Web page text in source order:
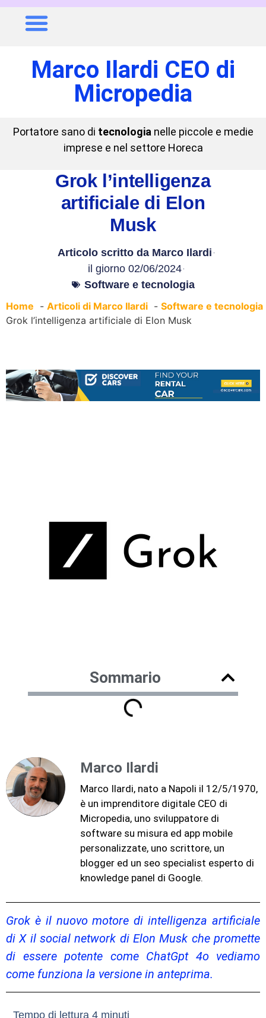
Marco Ilardi CEO di
Micropedia
Portatore sano di tecnologia nelle piccole e medie
imprese e nel settore Horeca
Grok l’intelligenza
artificiale di Elon
Musk
Articolo scritto da Marco Ilardi
il giorno 02/06/2024
Software e tecnologia
Home
Articoli di Marco Ilardi
Software e tecnologia
Grok l’intelligenza artificiale di Elon Musk
Sommario
Marco Ilardi
Marco Ilardi, nato a Napoli il 12/5/1970,
è un imprenditore digitale CEO di
Micropedia, uno sviluppatore di
software su misura ed app mobile
personalizzate, uno scrittore, un
blogger ed un seo specialist esperto di
knowledge panel di Google.
Grok è il nuovo motore di intelligenza artificiale
di X il social network di Elon Musk che promette
di essere potente come ChatGpt 4o vediamo
come funziona la versione in anteprima.